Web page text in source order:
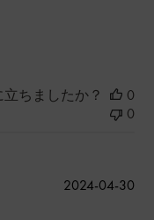
ちましたか？
0
0
公
2024-04-30